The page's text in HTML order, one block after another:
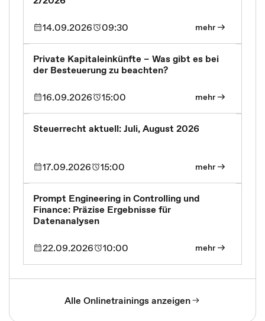
14.09.2026 09:30 mehr
Private Kapitaleinkünfte – Was gibt es bei
der Besteuerung zu beachten?
16.09.2026 15:00 mehr
Steuerrecht aktuell: Juli, August 2026
17.09.2026 15:00 mehr
Prompt Engineering in Controlling und
Finance: Präzise Ergebnisse für
Datenanalysen
22.09.2026 10:00 mehr
Alle Onlinetrainings anzeigen